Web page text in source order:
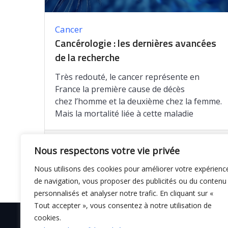
Nous respectons votre vie privée
Nous utilisons des cookies pour améliorer votre
de navigation, vous proposer des publicités ou du contenu
personnalisés et analyser notre trafic. En cliquant sur «
Tout accepter », vous consentez à notre utilisation de
cookies.
Cancer
Cancérologie : les dernières avancées
de la recherche
Très redouté, le cancer représente en
France la première cause de décès
chez l’homme et la deuxième chez la femme.
Mais la mortalité liée à cette maladie
Enregistrer